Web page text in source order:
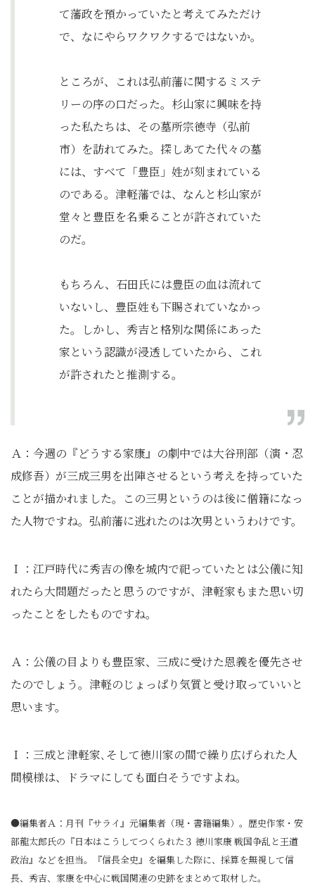
て藩政を預かっていたと考えてみただけ
で、なにやらワクワクするではないか。
ところが、これは弘前藩に関するミステ
リーの序の口だった。杉山家に興味を持
った私たちは、その墓所宗徳寺（弘前
市）を訪れてみた。探しあてた代々の墓
には、すべて「豊臣」姓が刻まれている
のである。津軽藩では、なんと杉山家が
堂々と豊臣を名乗ることが許されていた
のだ。
もちろん、石田氏には豊臣の血は流れて
いないし、豊臣姓も下賜されていなかっ
た。しかし、秀吉と格別な関係にあった
家という認識が浸透していたから、これ
が許されたと推測する。
Ａ：今週の『どうする家康』の劇中では大谷刑部（演・忍
成修吾）が三成三男を出陣させるという考えを持っていた
ことが描かれました。この三男というのは後に僧籍になっ
た人物ですね。弘前藩に逃れたのは次男というわけです。
Ｉ：江戸時代に秀吉の像を城内で祀っていたとは公儀に知
れたら大問題だったと思うのですが、津軽家もまた思い切
ったことをしたものですね。
Ａ：公儀の目よりも豊臣家、三成に受けた恩義を優先させ
たのでしょう。津軽のじょっぱり気質と受け取っていいと
思います。
Ｉ：三成と津軽家､そして徳川家の間で繰り広げられた人
間模様は、ドラマにしても面白そうですよね。
●編集者Ａ：月刊『サライ』元編集者（現・書籍編集）。歴史作家・安
部龍太郎氏の『日本はこうしてつくられた３ 徳川家康 戦国争乱と王道
政治』などを担当。『信長全史』を編集した際に、採算を無視して信
長、秀吉、家康を中心に戦国関連の史跡をまとめて取材した。